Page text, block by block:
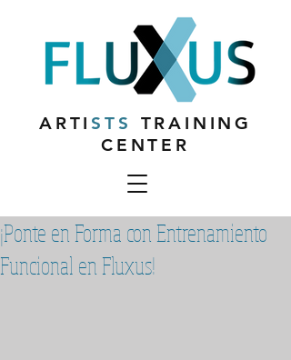
ARTISTS
TRAINING
CENTER
¡Ponte en Forma con Entrenamiento
Funcional en Fluxus!